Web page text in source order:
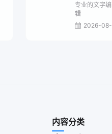
专业的文字
辑
2026-
内容分类